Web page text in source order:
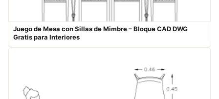
Juego de Mesa con Sillas de Mimbre – Bloque CAD DWG
Gratis para Interiores